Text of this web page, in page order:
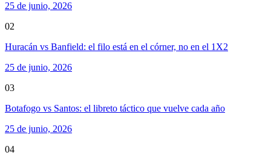
25 de junio, 2026
02
Huracán vs Banfield: el filo está en el córner, no en el 1X2
25 de junio, 2026
03
Botafogo vs Santos: el libreto táctico que vuelve cada año
25 de junio, 2026
04